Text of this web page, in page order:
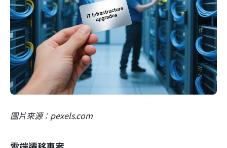
圖片來源：pexels.com